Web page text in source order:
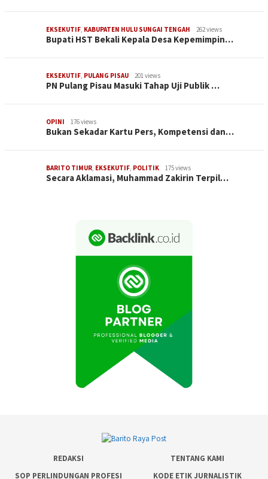
EKSEKUTIF, KABUPATEN HULU SUNGAI TENGAH 262 views
Bupati HST Bekali Kepala Desa Kepemimpin…
EKSEKUTIF, PULANG PISAU 201 views
PN Pulang Pisau Masuki Tahap Uji Publik …
OPINI 176 views
Bukan Sekadar Kartu Pers, Kompetensi dan…
BARITO TIMUR, EKSEKUTIF, POLITIK 175 views
Secara Aklamasi, Muhammad Zakirin Terpil…
REDAKSI
TENTANG KAMI
SOP PERLINDUNGAN PROFESI
KODE ETIK JURNALISTIK